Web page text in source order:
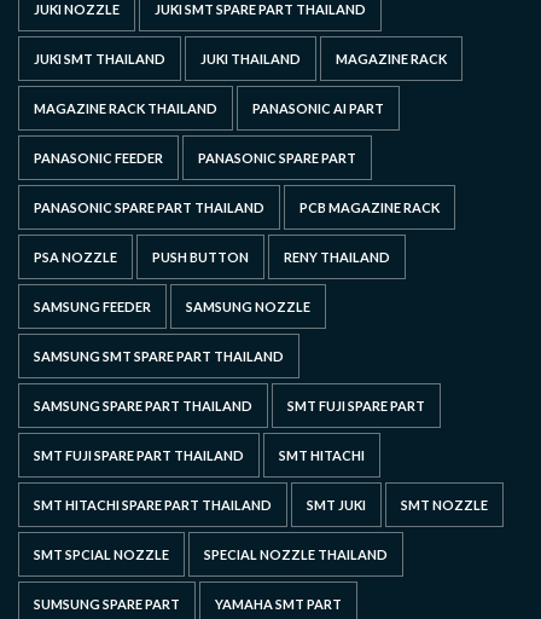
JUKI NOZZLE JUKI SMT SPARE PART THAILAND
JUKI SMT THAILAND JUKI THAILAND MAGAZINE RACK
MAGAZINE RACK THAILAND PANASONIC AI PART
PANASONIC FEEDER PANASONIC SPARE PART
PANASONIC SPARE PART THAILAND PCB MAGAZINE RACK
PSA NOZZLE PUSH BUTTON RENY THAILAND
SAMSUNG FEEDER SAMSUNG NOZZLE
SAMSUNG SMT SPARE PART THAILAND
SAMSUNG SPARE PART THAILAND SMT FUJI SPARE PART
SMT FUJI SPARE PART THAILAND SMT HITACHI
SMT HITACHI SPARE PART THAILAND SMT JUKI SMT NOZZLE
SMT SPCIAL NOZZLE SPECIAL NOZZLE THAILAND
SUMSUNG SPARE PART YAMAHA SMT PART